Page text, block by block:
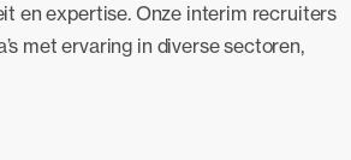
en expertise. Onze interim recruiters
met ervaring in diverse sectoren,